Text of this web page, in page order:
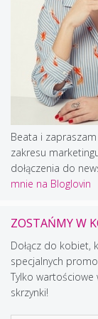
Beata i
zakresu
dołączenia do
mnie na Bloglovin
ZOSTAŃMY W
Dołącz do kobiet,
specjalnych
Tylko
skrzynki!